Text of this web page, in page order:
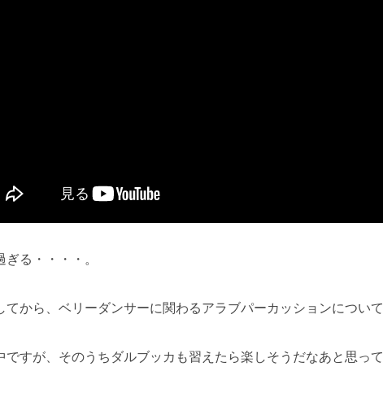
ぎる・・・・。
てから、ベリーダンサーに関わるアラブパーカッションについて
ですが、そのうちダルブッカも習えたら楽しそうだなあと思って